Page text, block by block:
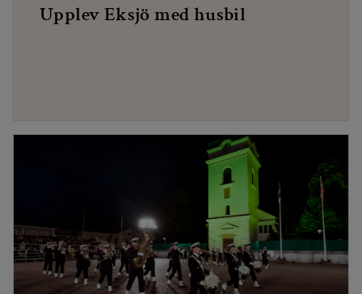
Upplev Eksjö med husbil